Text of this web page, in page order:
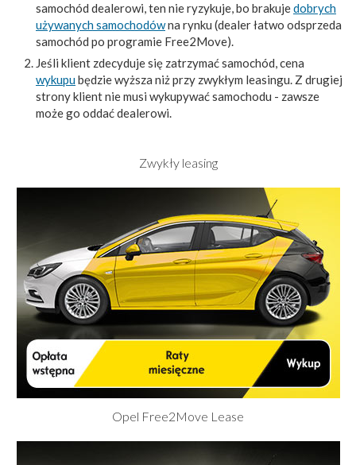
samochód dealerowi, ten nie ryzykuje, bo brakujedobrych
używanych samochodówna rynku (dealer łatwo odsprzeda
samochód po programie Free2Move).
Jeśli klient zdecyduje się zatrzymać samochód, cena
wykupubędzie wyższa niż przy zwykłym leasingu. Z drugiej
strony klient nie musi wykupywać samochodu - zawsze
może go oddać dealerowi.
Zwykły leasing
Opel Free2Move Lease